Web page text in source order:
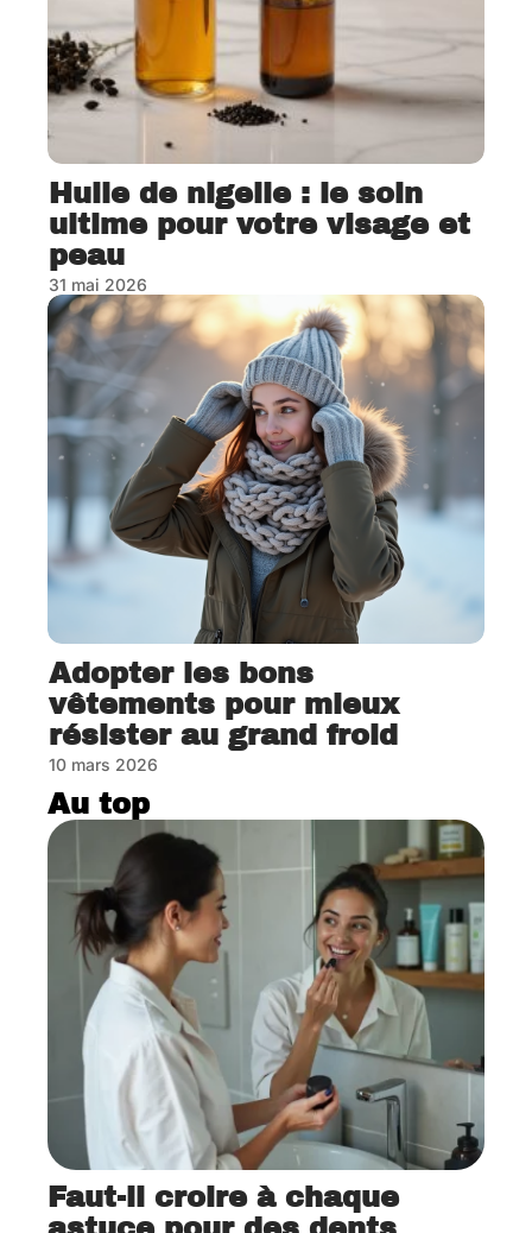
Huile de nigelle : le soin
ultime pour votre visage et
peau
31 mai 2026
Adopter les bons
vêtements pour mieux
résister au grand froid
10 mars 2026
Au top
Faut-il croire à chaque